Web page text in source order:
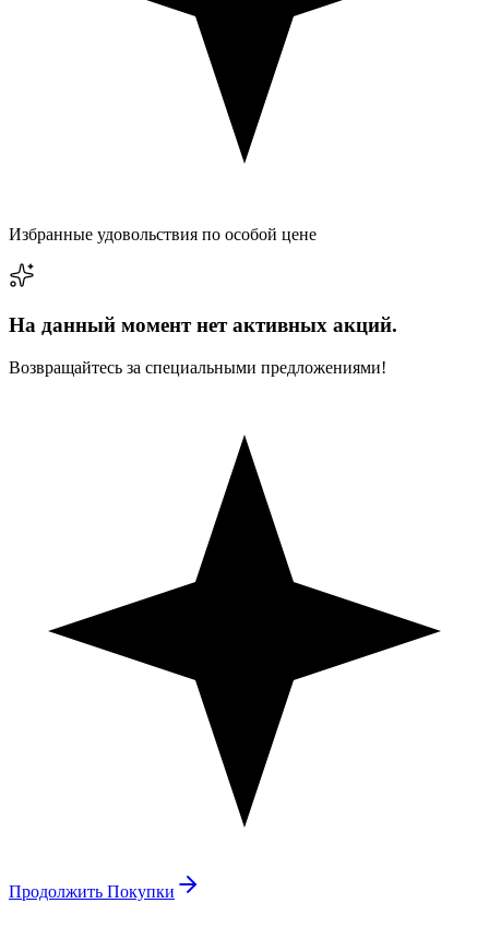
Избранные удовольствия по особой цене
На данный момент нет активных акций.
Возвращайтесь за специальными предложениями!
Продолжить Покупки